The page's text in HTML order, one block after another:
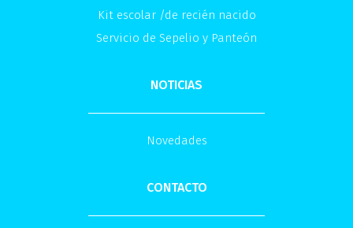
Kit escolar /de recién nacido
Servicio de Sepelio y Panteón
NOTICIAS
Novedades
CONTACTO